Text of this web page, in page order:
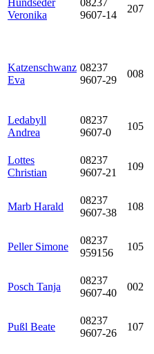
Hundseder
Veronika
08237
9607-14
207
Katzenschwanz
Eva
08237
9607-29
008
Ledabyll
Andrea
08237
9607-0
105
Lottes
Christian
08237
9607-21
109
Marb Harald
08237
9607-38
108
Peller Simone
08237
959156
105
Posch Tanja
08237
9607-40
002
Pußl Beate
08237
9607-26
107